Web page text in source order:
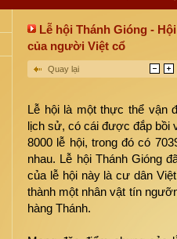
Lễ hội Thánh Gióng -
của người Việt cổ
Quay lại
Lễ hội là một thực thể vận
lịch sử, có cái được đắp bồi
8000 lễ hội, trong đó có
nhau. Lễ hội Thánh Gióng
của lễ hội này là cư dân
thành một nhân vật tín
hàng Thánh.